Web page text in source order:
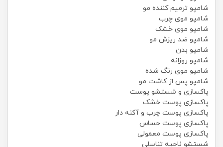
شامپو ترمیم کننده مو
شامپو موی چرب
شامپو موی خشک
شامپو ضد ریزش مو
شامپو بدن
شامپو روزانه
شامپو موی رنگ شده
شامپو پس از کاشت مو
پاکسازی و شستشو پوست
پاکسازی پوست خشک
پاکسازی پوست چرب و آکنه دار
پاکسازی پوست حساس
پاکسازی پوست معمولی
شستشو ناحیه تناسلی